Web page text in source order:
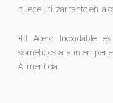
puede utilizar tanto en la
•El Acero Inoxidable
sometidos a la
Alimenticia.